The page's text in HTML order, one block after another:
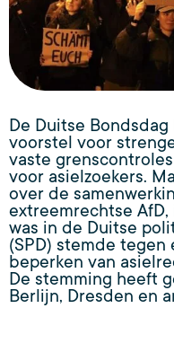
De Duitse
voorstel voor
vaste
voor asielzoekers.
over de
extreemrechtse
was in de Duitse
(SPD) stemde
beperken van
De stemming heeft
Berlijn, Dresden en